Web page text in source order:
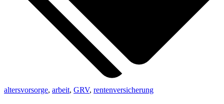
altersvorsorge, arbeit, GRV, rentenversicherung